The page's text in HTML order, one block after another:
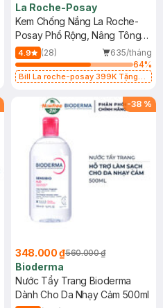
La Roche-Posay
Kem Chống Nắng La Roche-
Posay Phổ Rộng, Nâng Tông
Kiềm Dầu 50ml
4.9 (28)
635/tháng
64%
Bill La roche-posay 399K Tặng
(SL có hạn)
-38 %
348.000 ₫560.000 ₫
Bioderma
Nước Tẩy Trang Bioderma
Dành Cho Da Nhạy Cảm 500ml